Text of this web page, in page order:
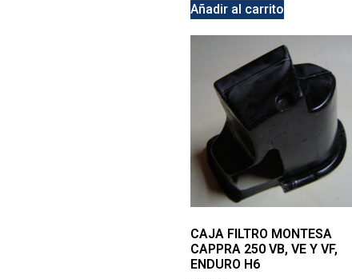
Añadir al carrito
CAJA FILTRO MONTESA
CAPPRA 250 VB, VE Y VF,
ENDURO H6